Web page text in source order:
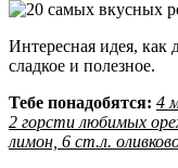
Интересная идея, как
сладкое и полезное.
Тебе понадобятся: 4
2 горсти любимых
лимон, 6 ст.л.